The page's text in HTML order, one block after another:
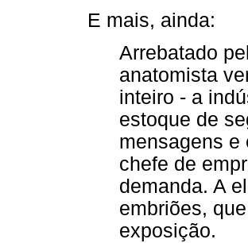
E mais, ainda:
Arrebatado
anatomista
inteiro - a
estoque de
mensagens e
chefe de
demanda. A
embriões,
exposição.